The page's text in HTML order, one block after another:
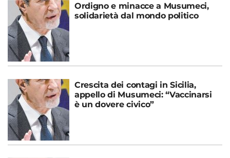
Ordigno e minacce a Musumeci,
solidarietà dal mondo politico
Crescita dei contagi in Sicilia,
appello di Musumeci: “Vaccinarsi
è un dovere civico”